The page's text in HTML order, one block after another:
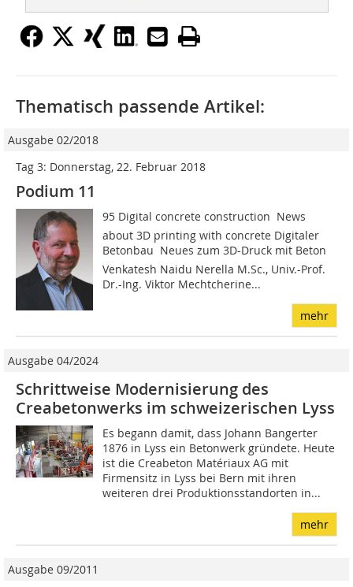
Thematisch passende Artikel:
Ausgabe 02/2018
Tag 3: Donnerstag, 22. Februar 2018
Podium 11
95 Digital concrete construction  News
about 3D printing with concrete Digitaler
Betonbau  Neues zum 3D-Druck mit Beton
Venkatesh Naidu Nerella M.Sc., Univ.-Prof.
Dr.-Ing. Viktor Mechtcherine...
mehr
Ausgabe 04/2024
Schrittweise Modernisierung des
Creabetonwerks im schweizerischen Lyss
Es begann damit, dass Johann Bangerter
1876 in Lyss ein Betonwerk gründete. Heute
ist die Creabeton Matériaux AG mit
Firmensitz in Lyss bei Bern mit ihren
weiteren drei Produktionsstandorten in...
mehr
Ausgabe 09/2011